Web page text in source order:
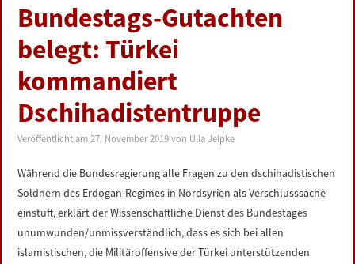
ZUR PERSON
LINKS
DATENSCHUTZERKLÄRUNG
IMPRESSUM
Bundestags-Gutachten
belegt: Türkei
kommandiert
Dschihadistentruppe
Veröffentlicht am27. November 2019 von Ulla Jelpke
Während die Bundesregierung alle Fragen zu den dschihadistischen
Söldnern des Erdogan-Regimes in Nordsyrien als Verschlusssache
einstuft, erklärt der Wissenschaftliche Dienst des Bundestages
unumwunden/unmissverständlich, dass es sich bei allen
islamistischen, die Militäroffensive der Türkei unterstützenden